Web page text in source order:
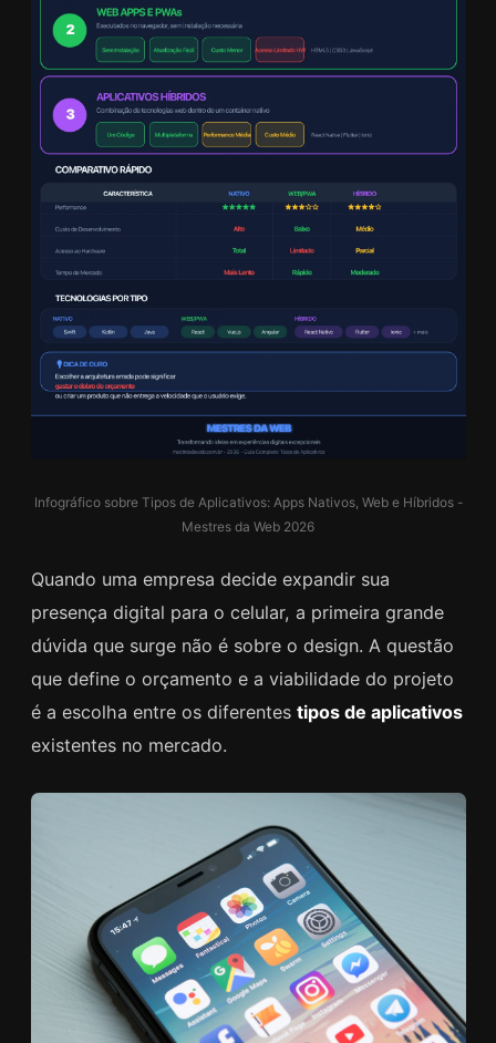
Infográfico sobre Tipos de Aplicativos: Apps Nativos, Web e Híbridos -
Mestres da Web 2026
Quando uma empresa decide expandir sua
presença digital para o celular, a primeira grande
dúvida que surge não é sobre o design. A questão
que define o orçamento e a viabilidade do projeto
é a escolha entre os diferentes tipos de aplicativos
existentes no mercado.